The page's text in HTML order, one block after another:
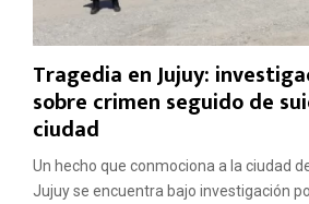
Tragedia en Jujuy:
sobre crimen seguido de
ciudad
Un hecho que conmociona a la ciudad
Jujuy se encuentra bajo investigación